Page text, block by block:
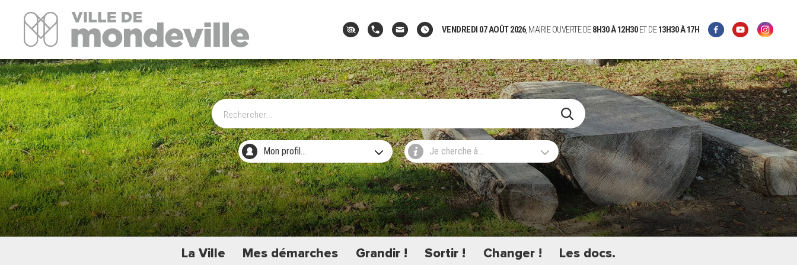
Site Officiel de la ville de Mondeville
VENDREDI 07 AOÛT 2026, MAIRIE OUVERTE DE8H30 À 12H30ET DE13H30 À 17H
Mon profil... Je cherche à...
La Ville Mes démarches Grandir ! Sortir ! Changer ! Les docs.